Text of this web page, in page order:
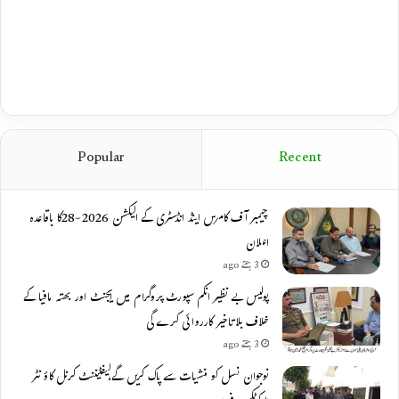
Recent
Popular
چیمبر آف کامرس اینڈ انڈسٹری کے الیکشن 2026-28کا باقاعدہ
اعلان
3 ہفتے ago
پولیس بے نظیر انکم سپورٹ پروگرام میں ایجنٹ اور بھتہ مافیا کے
خلاف بلاتاخیر کارروائی کرے گی
3 ہفتے ago
نوجوان نسل کو منشیات سے پاک کریں گے،لیفٹیننٹ کرنل کاؤنٹر